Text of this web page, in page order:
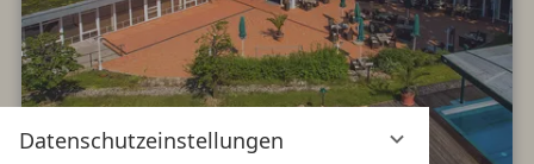
Datenschutzeinstellungen